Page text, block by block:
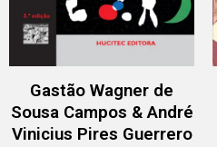
Gastão Wagner de
Sousa Campos & André
Vinicius Pires Guerrero